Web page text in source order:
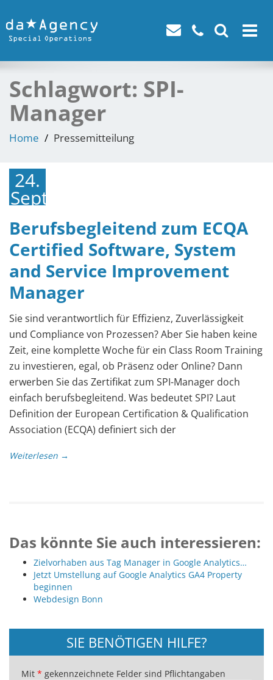
Toggle
Schlagwort: SPI-
Manager
Home Pressemitteilung
24.
September
Berufsbegleitend zum ECQA
Certified Software, System
and Service Improvement
Manager
Sie sind verantwortlich für Effizienz, Zuverlässigkeit
und Compliance von Prozessen? Aber Sie haben keine
Zeit, eine komplette Woche für ein Class Room Training
zu investieren, egal, ob Präsenz oder Online? Dann
erwerben Sie das Zertifikat zum SPI-Manager doch
einfach berufsbegleitend. Was bedeutet SPI? Laut
Definition der European Certification & Qualification
Association (ECQA) definiert sich der
Weiterlesen →
Das könnte Sie auch interessieren:
Zielvorhaben aus Tag Manager in Google Analytics…
Jetzt Umstellung auf Google Analytics GA4 Property
beginnen
Webdesign Bonn
SIE BENÖTIGEN HILFE?
Mit * gekennzeichnete Felder sind Pflichtangaben